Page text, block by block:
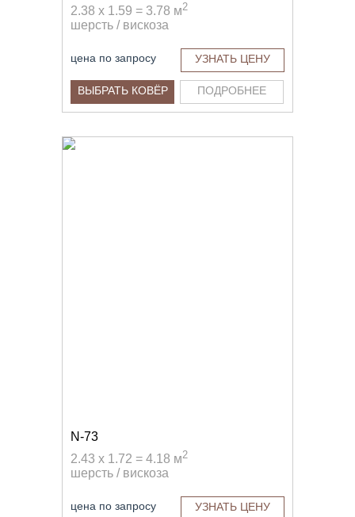
2.38 x 1.59 = 3.78 м2
шерсть / вискоза
цена по запросу УЗНАТЬ ЦЕНУ
ВЫБРАТЬ КОВЁР ПОДРОБНЕЕ
N-73
2.43 x 1.72 = 4.18 м2
шерсть / вискоза
цена по запросу УЗНАТЬ ЦЕНУ